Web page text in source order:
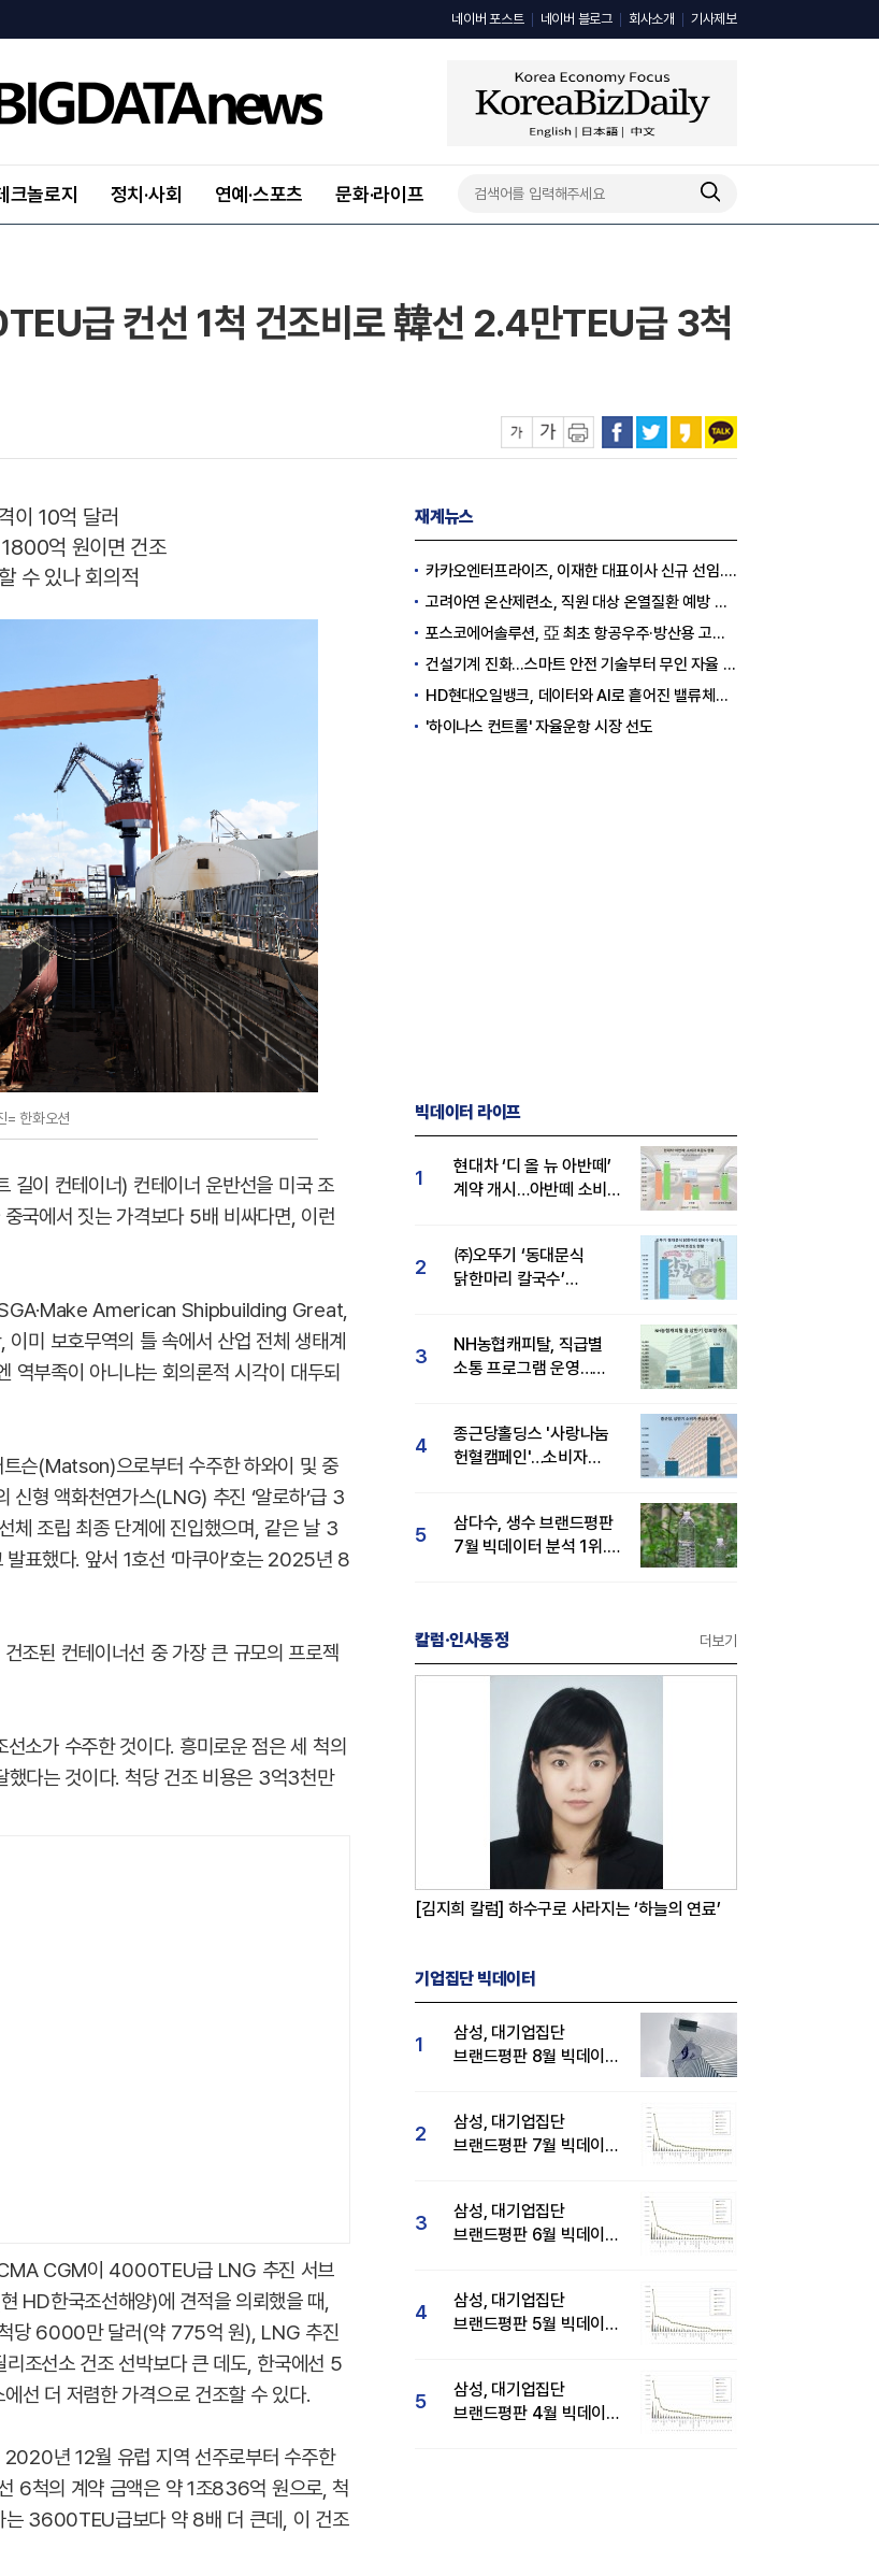
네이버 포스트 네이버 블로그 회사소개 기사제보
크놀로지 정치·사회 연예·스포츠 문화·라이프
급 컨선 1척 건조비로 韓선 2.4만TEU급 3척
이 10억 달러
억 원이면 건조
수 있나 회의적
= 한화오션
이 컨테이너) 컨테이너 운반선을 미국 조
국에서 짓는 가격보다 5배 비싸다면, 이런
American Shipbuilding Great,
미 보호무역의 틀 속에서 산업 전체 생태계
역부족이 아니냐는 회의론적 시각이 대두되
슨(Matson)으로부터 수주한 하와이 및 중
형 액화천연가스(LNG) 추진 ‘알로하’급 3
체 조립 최종 단계에 진입했으며, 같은 날 3
발표했다. 앞서 1호선 ‘마쿠아’호는 2025년 8
조된 컨테이너선 중 가장 큰 규모의 프로젝
소가 수주한 것이다. 흥미로운 점은 세 척의
다는 것이다. 척당 건조 비용은 3억3천만
CGM이 4000TEU급 LNG 추진 서브
HD한국조선해양)에 견적을 의뢰했을 때,
당 6000만 달러(약 775억 원), LNG 추진
조선소 건조 선박보다 큰 데도, 한국에선 5
선 더 저렴한 가격으로 건조할 수 있다.
2020년 12월 유럽 지역 선주로부터 수주한
6척의 계약 금액은 약 1조836억 원으로, 척
는 3600TEU급보다 약 8배 더 큰데, 이 건조
재계뉴스
카카오엔터프라이즈, 이재한 대표이사 신규 선임..."AI 전환 선도"
고려아연 온산제련소, 직원 대상 온열질환 예방 안전 실천 캠페인 실시
포스코에어솔루션, 亞 최초 항공우주·방산용 고순도 가스 국제 인증 획득
건설기계 진화…스마트 안전 기술부터 무인 자율 굴착기까지
HD현대오일뱅크, 데이터와 AI로 흩어진 밸류체인 연결
'하이나스 컨트롤' 자율운항 시장 선도
빅데이터 라이프
1
현대차 ‘디 올 뉴 아반떼’
계약 개시…아반떼 소비자
2
㈜오뚜기 ‘동대문식
닭한마리 칼국수’
3
NH농협캐피탈, 직급별
소통 프로그램 운영…
4
종근당홀딩스 '사랑나눔
헌혈캠페인'…소비자
5
삼다수, 생수 브랜드평판
7월 빅데이터 분석 1위...
칼럼·인사동정 더보기
[김지희 칼럼] 하수구로 사라지는 ‘하늘의 연료’
기업집단 빅데이터
1
삼성, 대기업집단
브랜드평판 8월 빅데이터
2
삼성, 대기업집단
브랜드평판 7월 빅데이터
3
삼성, 대기업집단
브랜드평판 6월 빅데이터
4
삼성, 대기업집단
브랜드평판 5월 빅데이터
5
삼성, 대기업집단
브랜드평판 4월 빅데이터